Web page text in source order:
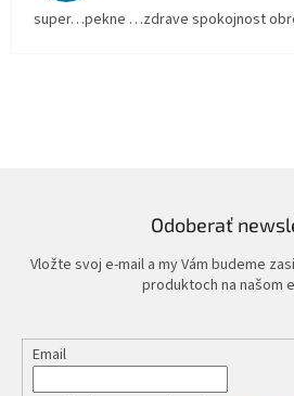
super…pekne …zdrave spokojnost
Odoberať
Vložte svoj e-mail a my Vám budeme
produktoch na našom
Email